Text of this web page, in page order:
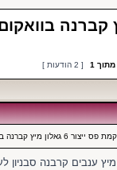
מתוך 1 [ 2 הודעות ]
ייצור 6 גאלון מיץ קברנה בוואקום להכנת יין ביתי
קרבנה סבניון לעשית יין בבית 6